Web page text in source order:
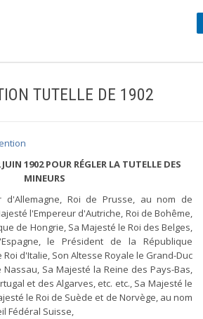
TUTELLE DE 1902
1902 POUR RÉGLER LA TUTELLE DES
MINEURS
d'Allemagne, Roi de Prusse, au nom de
l'Empereur d'Autriche, Roi de Bohême,
de Hongrie, Sa Majesté le Roi des Belges,
le Président de la République
d'Italie, Son Altesse Royale le Grand-Duc
Nassau, Sa Majesté la Reine des Pays-Bas,
et des Algarves, etc. etc., Sa Majesté le
le Roi de Suède et de Norvège, au nom
Fédéral Suisse,